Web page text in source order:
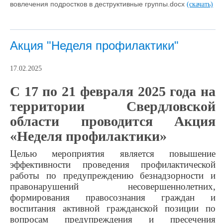
вовлечения подростков в деструктивные группы.docx (скачать)
Акция "Неделя профилактики"
17.02.2025
С 17 по 21 февраля 2025 года на
территории Свердловской
области проводится Акция
«Неделя профилактики»
Целью мероприятия является повышение
эффективности проведения профилактической
работы по предупреждению безнадзорности и
правонарушений несовершеннолетних,
формирования правосознания граждан и
воспитания активной гражданской позиции по
вопросам предупреждения и пресечения